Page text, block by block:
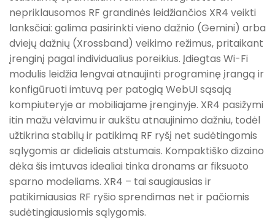
nepriklausomos RF grandinės leidžiančios XR4 veikti
lanksčiai: galima pasirinkti vieno dažnio (Gemini) arba
dviejų dažnių (Xrossband) veikimo režimus, pritaikant
įrenginį pagal individualius poreikius. Įdiegtas Wi-Fi
modulis leidžia lengvai atnaujinti programinę įrangą ir
konfigūruoti imtuvą per patogią WebUI sąsają
kompiuteryje ar mobiliajame įrenginyje. XR4 pasižymi
itin mažu vėlavimu ir aukštu atnaujinimo dažniu, todėl
užtikrina stabilų ir patikimą RF ryšį net sudėtingomis
sąlygomis ar dideliais atstumais. Kompaktiško dizaino
dėka šis imtuvas idealiai tinka dronams ar fiksuoto
sparno modeliams. XR4 – tai saugiausias ir
patikimiausias RF ryšio sprendimas net ir pačiomis
sudėtingiausiomis sąlygomis.